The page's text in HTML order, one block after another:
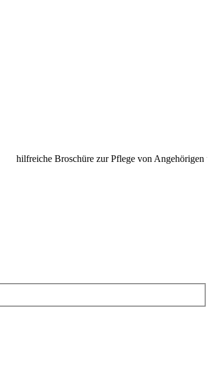
hilfreiche Broschüre zur Pflege von Angehörigen